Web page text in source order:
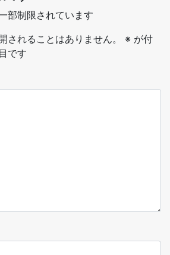
部制限されています
されることはありません。
※ が付
です